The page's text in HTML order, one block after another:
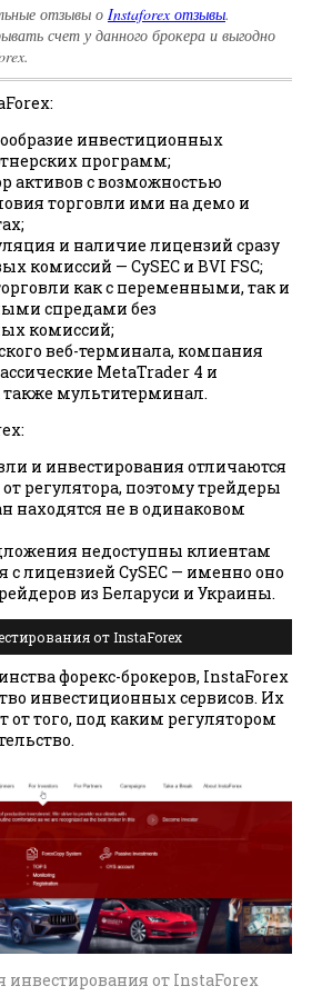
отзывы о Instaforex отзывы.
счет у данного брокера и выгодно
инвестиционных
программ;
активов с возможностью
торговли ими на демо и
и наличие лицензий сразу
комиссий — CySEC и BVI FSC;
как с переменными, так и
спредами без
комиссий;
веб-терминала, компания
MetaTrader 4 и
также мультитерминал.
и инвестирования отличаются
регулятора, поэтому трейдеры
находятся не в одинаковом
недоступны клиентам
с лицензией CySEC — именно оно
из Беларуси и Украины.
от InstaForex
форекс-брокеров, InstaForex
инвестиционных сервисов. Их
от того, под каким регулятором
от InstaForex